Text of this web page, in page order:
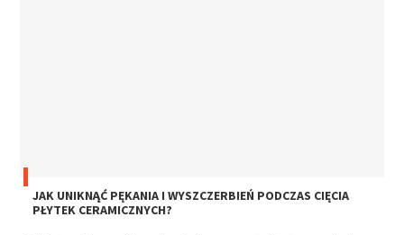
JAK UNIKNĄĆ PĘKANIA I WYSZCZERBIEŃ PODCZAS CIĘCIA
PŁYTEK CERAMICZNYCH?